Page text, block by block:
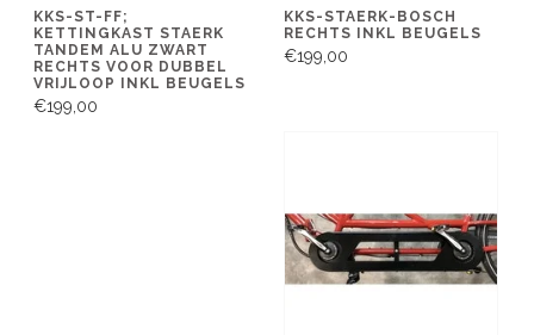
KKS-ST-FF;
KETTINGKAST STAERK
TANDEM ALU ZWART
RECHTS VOOR DUBBEL
VRIJLOOP INKL BEUGELS
€199,00
KKS-STAERK-BOSCH
RECHTS INKL BEUGELS
€199,00